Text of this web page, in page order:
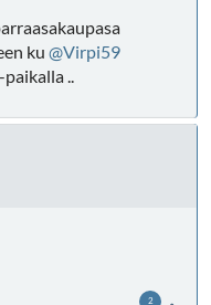
ku @Virpi59
..
2